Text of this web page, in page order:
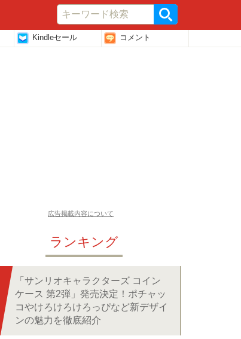
Kindleセール コメント
広告掲載内容について
ランキング
「サンリオキャラクターズ コイン
ケース 第2弾」発売決定！ポチャッ
コやけろけろけろっぴなど新デザイ
ンの魅力を徹底紹介